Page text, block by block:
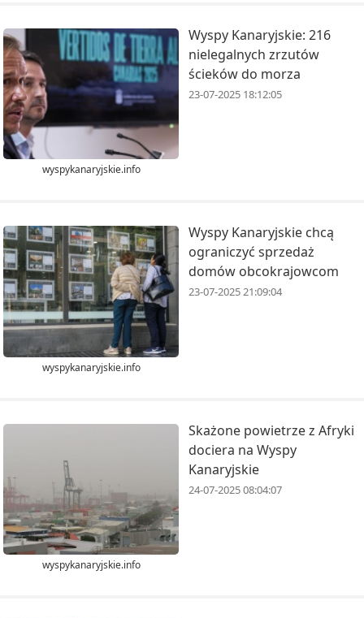
wyspykanaryjskie.info
Wyspy Kanaryjskie: 216
nielegalnych zrzutów
ścieków do morza
23-07-2025 18:12:05
wyspykanaryjskie.info
Wyspy Kanaryjskie chcą
ograniczyć sprzedaż
domów obcokrajowcom
23-07-2025 21:09:04
wyspykanaryjskie.info
Skażone powietrze z Afryki
dociera na Wyspy
Kanaryjskie
24-07-2025 08:04:07